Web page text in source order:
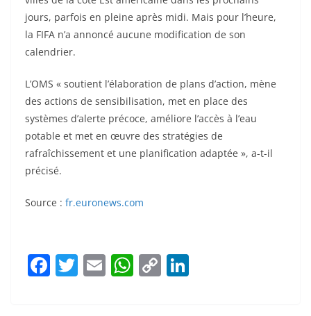
jours, parfois en pleine après midi. Mais pour l’heure,
la FIFA n’a annoncé aucune modification de son
calendrier.
L’OMS « soutient l’élaboration de plans d’action, mène
des actions de sensibilisation, met en place des
systèmes d’alerte précoce, améliore l’accès à l’eau
potable et met en œuvre des stratégies de
rafraîchissement et une planification adaptée », a-t-il
précisé.
Source : fr.euronews.com
F T E W C